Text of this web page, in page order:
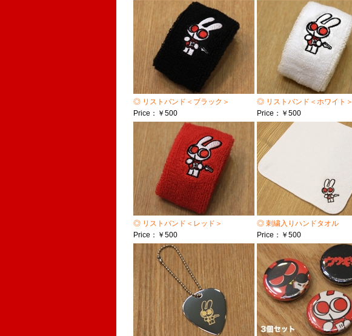
◎ リストバンド＜ブラック＞
Price：￥500
◎ リストバンド＜ホワイト＞
Price：￥500
◎ リストバンド＜レッド＞
Price：￥500
◎ 刺繍入りハンドタオル
Price：￥500